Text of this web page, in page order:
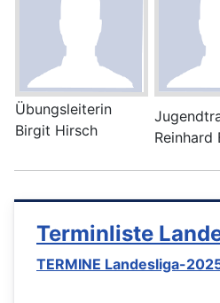
Übungsleiterin
Birgit Hirsch
Reinhard
Terminliste
TERMINE Landesliga-